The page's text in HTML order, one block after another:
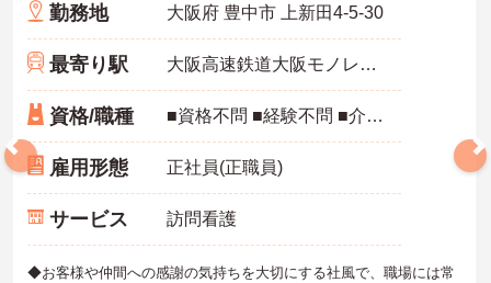
勤務地 大阪府 豊中市 上新田4-5-30
最寄り駅 大阪高速鉄道大阪モノレール「千里中央駅」徒歩13分
資格/職種 ■資格不問 ■経験不問 ■介護職員初任者研修（ヘルパー2級）以上あれば尚可
雇用形態 正社員(正職員)
サービス 訪問看護
◆お客様や仲間への感謝の気持ちを大切にする社風で、職場には常